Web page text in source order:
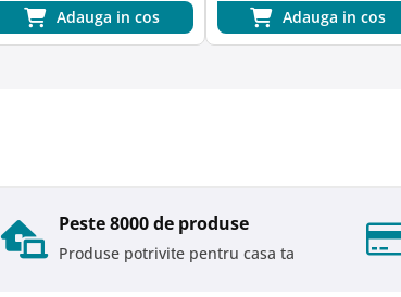
Adauga in cos Adauga in cos
Peste 8000 de produse
Produse potrivite pentru casa ta